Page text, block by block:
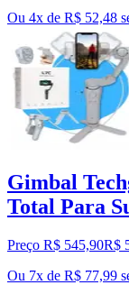
Ou 4x de R$ 52,48
Gimbal
Total Para
Preço R$ 545,90R$
Ou 7x de R$ 77,99